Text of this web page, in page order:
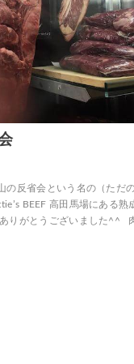
の反省会という名の（ただ
BEEF 高田馬場にある熟
りがとうございました^^